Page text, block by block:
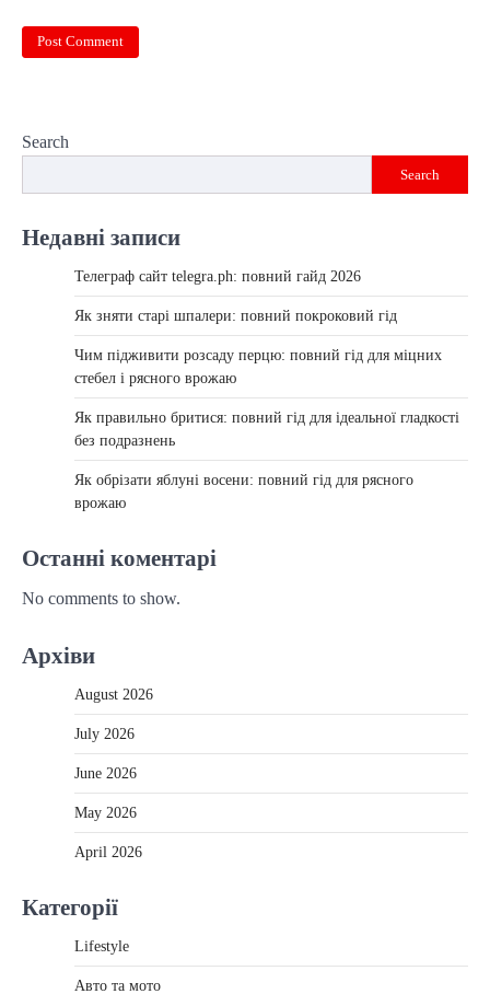
Search
Search
Недавні записи
Телеграф сайт telegra.ph: повний гайд 2026
Як зняти старі шпалери: повний покроковий гід
Чим підживити розсаду перцю: повний гід для міцних
стебел і рясного врожаю
Як правильно бритися: повний гід для ідеальної гладкості
без подразнень
Як обрізати яблуні восени: повний гід для рясного
врожаю
Останні коментарі
No comments to show.
Архіви
August 2026
July 2026
June 2026
May 2026
April 2026
Категорії
Lifestyle
Авто та мото